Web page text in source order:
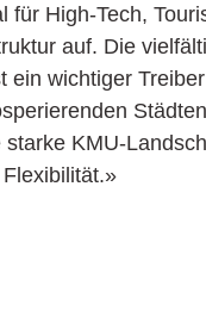
High-Tech,
auf. Die
ein wichtiger
KMU-